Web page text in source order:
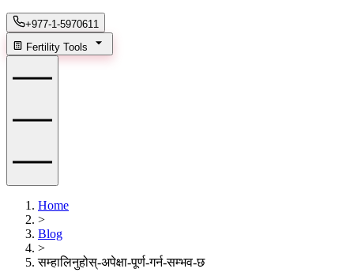
+977-1-5970611
Fertility Tools
Home
>
Blog
>
सम्हालिनुहोस्-अपेक्षा-पूर्ण-गर्न-सम्भव-छ